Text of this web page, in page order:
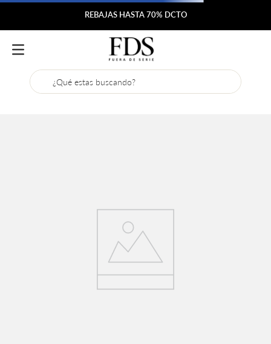
REBAJAS HASTA 70% DCTO
¿Qué estas buscando?